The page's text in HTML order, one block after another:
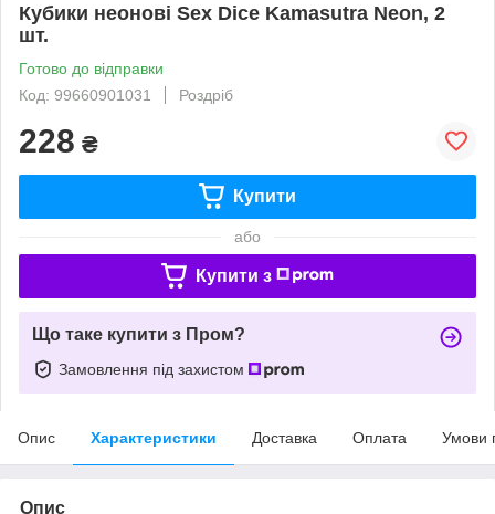
Кубики неонові Sex Dice Kamasutra Neon, 2
шт.
Готово до відправки
Код: 99660901031
Роздріб
228 ₴
Купити
або
Купити з
Що таке купити з Пром?
Замовлення під захистом
Опис Характеристики Доставка Оплата Умови
Опис